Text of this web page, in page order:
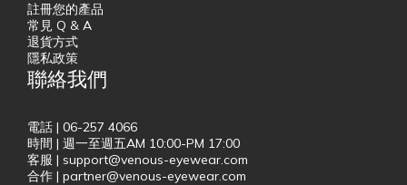
註冊您的產品
常見 Q & A
退貨方式
隱私政策
聯絡我們
電話 | 06-257 4066
時間 | 週一至週五AM 10:00-PM 17:00
客服 | support@venous-eyewear.com
合作 | partner@venous-eyewear.com